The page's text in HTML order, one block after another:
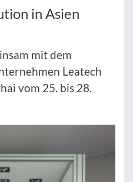
in Asien
mit dem
Leatech
vom 25. bis 28.